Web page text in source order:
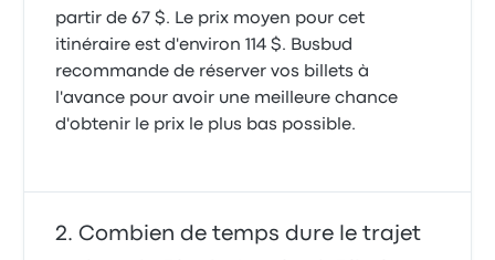
partir de 67 $. Le prix moyen pour cet
itinéraire est d'environ 114 $. Busbud
recommande de réserver vos billets à
l'avance pour avoir une meilleure chance
d'obtenir le prix le plus bas possible.
Combien de temps dure le trajet